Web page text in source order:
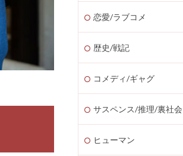
恋愛/ラブコメ
歴史/戦記
コメディ/ギャグ
サスペンス/推理/裏社会
ヒューマン